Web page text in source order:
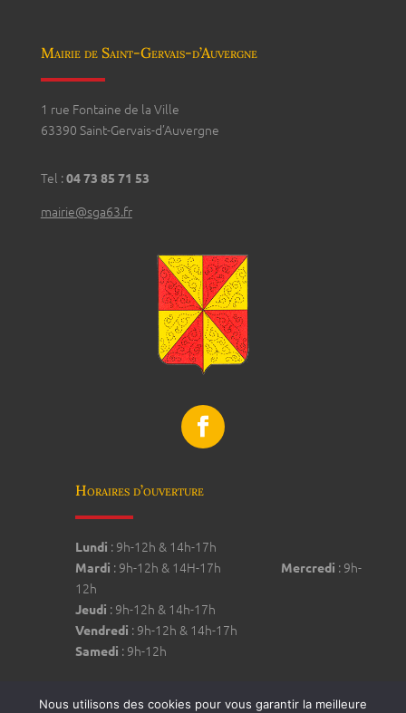
Mairie de Saint-Gervais-d’Auvergne
1 rue Fontaine de la Ville
63390 Saint-Gervais-d’Auvergne
Tel :04 73 85 71 53
mairie@sga63.fr
Horaires d’ouverture
Lundi : 9h-12h & 14h-17h
Mardi : 9h-12h & 14H-17h Mercredi : 9h-
12h
Jeudi : 9h-12h & 14h-17h
Vendredi : 9h-12h & 14h-17h
Samedi : 9h-12h
Nous utilisons des cookies pour vous garantir la meilleure